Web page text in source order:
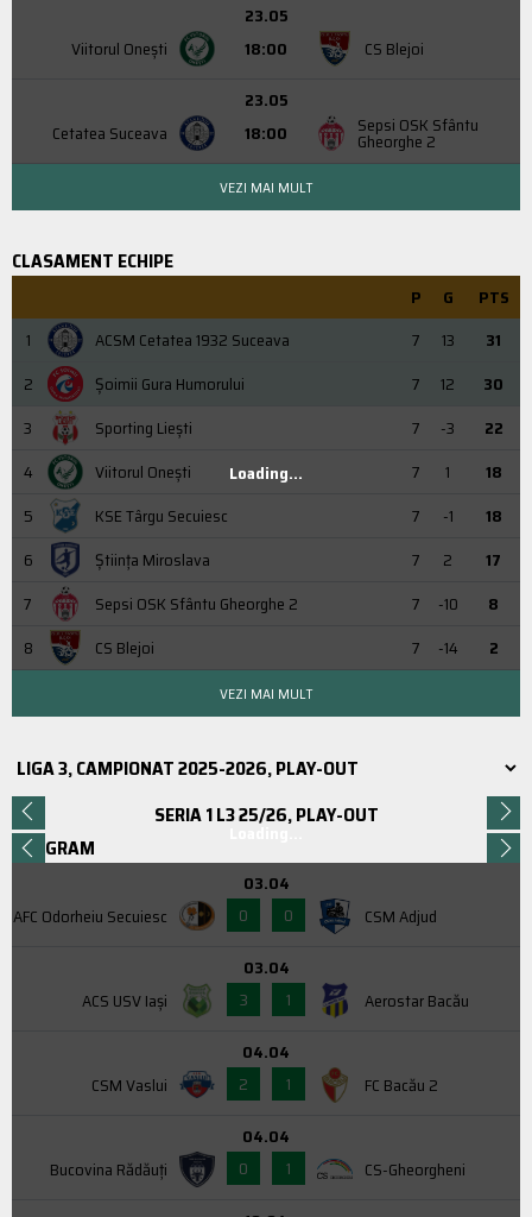
Viitorul Onești
23.05
18:00
CS Blejoi
Cetatea Suceava
23.05
18:00
Sepsi OSK Sfântu
Gheorghe 2
VEZI MAI MULT
CLASAMENT ECHIPE
P G
PTS
1
ACSM Cetatea 1932 Suceava 7 13
31
2
Şoimii Gura Humorului 7 12
30
3
Sporting Liești 7 -3
22
4
Viitorul Onești 7 1
18
5
KSE Târgu Secuiesc 7 -1
18
6
Știința Miroslava 7 2
17
7
Sepsi OSK Sfântu Gheorghe 2 7 -10
8
8
CS Blejoi 7 -14 2
Loading...
VEZI MAI MULT
SERIA 1 L3 25/26, PLAY-OUT
Loading...
PROGRAM
AFC Odorheiu Secuiesc
03.04
0
0 CSM Adjud
ACS USV Iaşi
03.04
3
1 Aerostar Bacău
CSM Vaslui
04.04
2
1 FC Bacău 2
Bucovina Rădăuți
04.04
0
1
CS-Gheorgheni